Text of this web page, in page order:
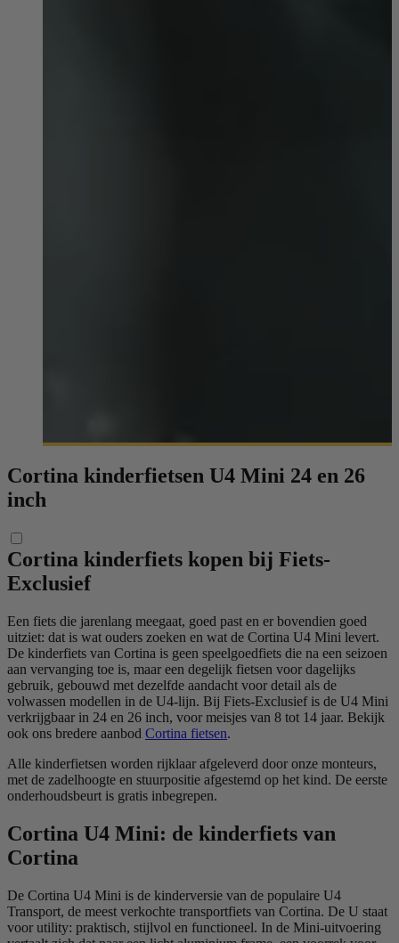
Cortina kinderfietsen U4 Mini 24 en 26
inch
Cortina kinderfiets kopen bij Fiets-
Exclusief
Een fiets die jarenlang meegaat, goed past en er bovendien goed
uitziet: dat is wat ouders zoeken en wat de Cortina U4 Mini levert.
De kinderfiets van Cortina is geen speelgoedfiets die na een seizoen
aan vervanging toe is, maar een degelijk fietsen voor dagelijks
gebruik, gebouwd met dezelfde aandacht voor detail als de
volwassen modellen in de U4-lijn. Bij Fiets-Exclusief is de U4 Mini
verkrijgbaar in 24 en 26 inch, voor meisjes van 8 tot 14 jaar. Bekijk
ook ons bredere aanbod Cortina fietsen.
Alle kinderfietsen worden rijklaar afgeleverd door onze monteurs,
met de zadelhoogte en stuurpositie afgestemd op het kind. De eerste
onderhoudsbeurt is gratis inbegrepen.
Cortina U4 Mini: de kinderfiets van
Cortina
De Cortina U4 Mini is de kinderversie van de populaire U4
Transport, de meest verkochte transportfiets van Cortina. De U staat
voor utility: praktisch, stijlvol en functioneel. In de Mini-uitvoering